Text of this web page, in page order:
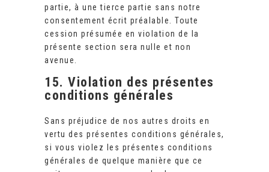
partie, à une tierce partie sans notre
consentement écrit préalable. Toute
cession présumée en violation de la
présente section sera nulle et non
avenue.
15. Violation des présentes
conditions générales
Sans préjudice de nos autres droits en
vertu des présentes conditions générales,
si vous violez les présentes conditions
générales de quelque manière que ce